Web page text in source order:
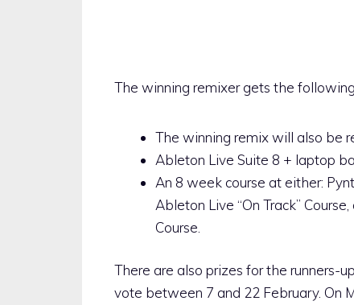
The winning remixer gets the
The winning remix will also be
Ableton Live Suite 8 + laptop
An 8 week course at either:
Ableton Live “On Track”
Course.
There are also prizes for the runners-
vote between 7 and 22 February. On